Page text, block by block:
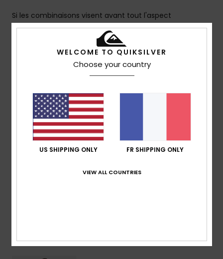
Si les combinaisons visent avant tout l'aspect
fonctionnel, cela ne veut pas dire qu'elles ne peuvent
pas également rechercher l'esthétique. Notre modèle
Mercury est une réinterprétation moderne d'une
combinaison à la fois stylée et efficace. Intégrant les
mêmes qualités techniques que le reste de notre
d'attitude à votre prochaine session de surf.
Details & caractéristiques
Articles vus récemment
WELCOME TO QUIKSILVER
Choose your country
US SHIPPING ONLY FR SHIPPING ONLY
VIEW ALL COUNTRIES